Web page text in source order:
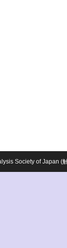
Society of Japan (